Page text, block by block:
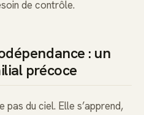
de contrôle.
: un
précoce
du ciel. Elle s’apprend,